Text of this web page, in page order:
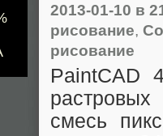
2013-01-10 в
рисование,
рисование
PaintCAD
растровых
смесь